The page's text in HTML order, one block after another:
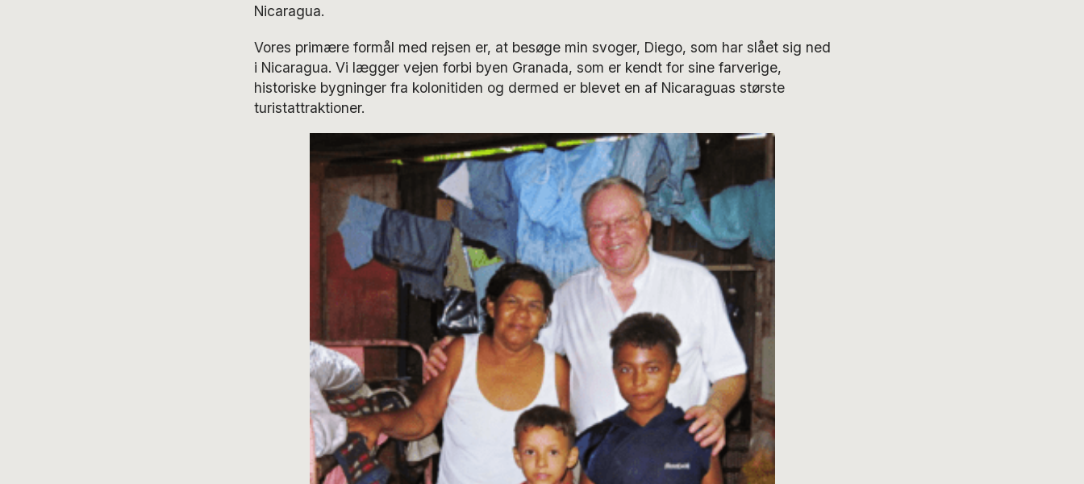
Nicaragua.
Vores primære formål med rejsen er, at besøge min svoger, Diego, som har slået sig ned
i Nicaragua. Vi lægger vejen forbi byen Granada, som er kendt for sine farverige,
historiske bygninger fra kolonitiden og dermed er blevet en af Nicaraguas største
turistattraktioner.